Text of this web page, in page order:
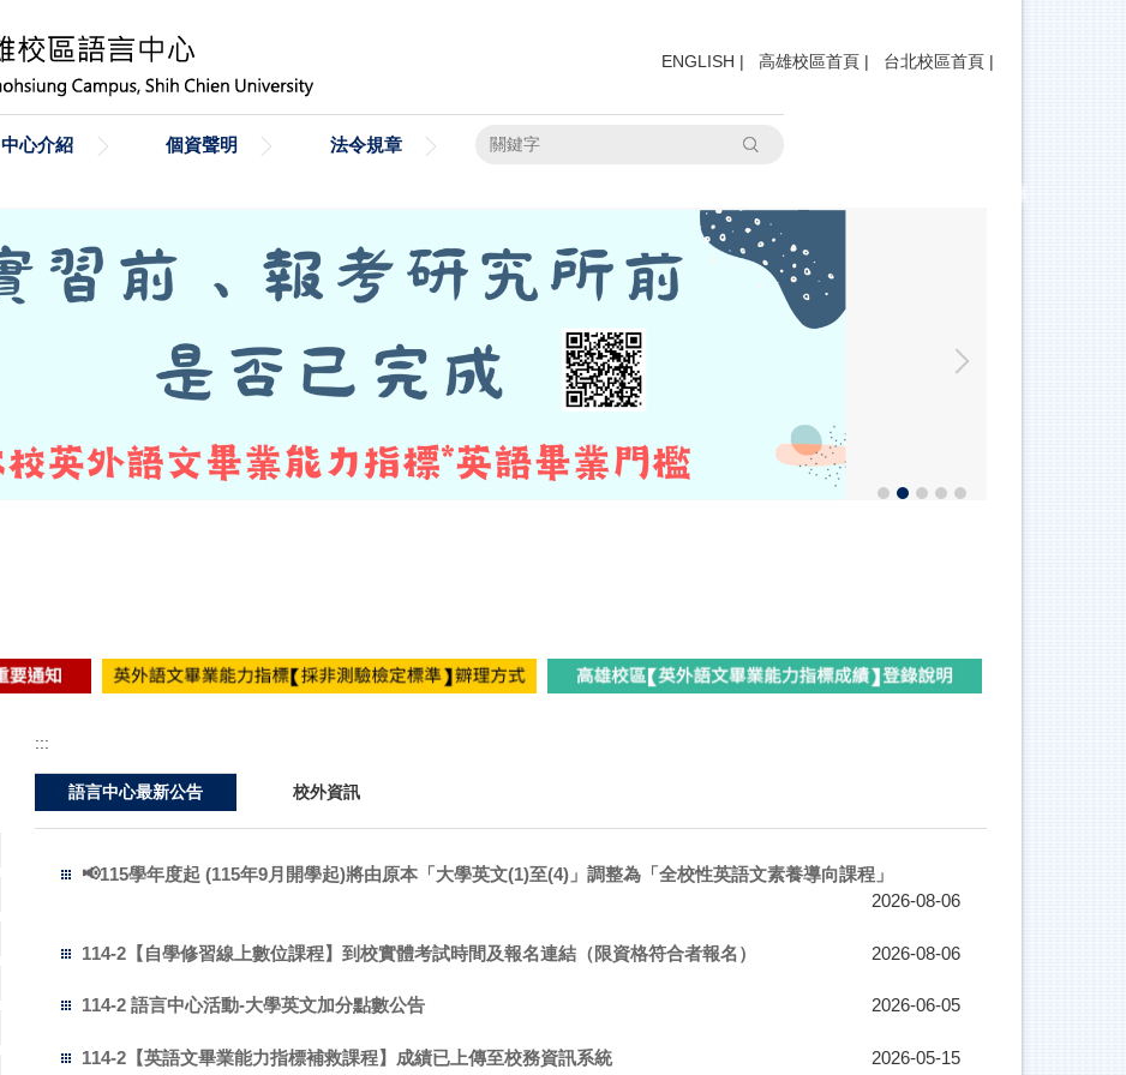
ENGLISH | 高雄校區首頁 | 台北校區首頁 |
中心介紹 個資聲明 法令規章 搜尋
:::
語言中心最新公告 校外資訊
📢115學年度起 (115年9月開學起)將由原本「大學英文(1)至(4)」調整為「全校性英語文素養導向課程」
2026-08-06
114-2【自學修習線上數位課程】到校實體考試時間及報名連結（限資格符合者報名） 2026-08-06
114-2 語言中心活動-大學英文加分點數公告 2026-06-05
114-2【英語文畢業能力指標補救課程】成績已上傳至校務資訊系統 2026-05-15